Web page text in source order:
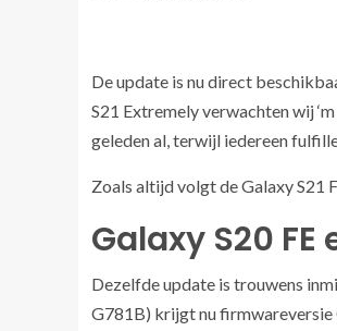
De update is nu direct
S21 Extremely verwachten wij
geleden al, terwijl iedereen
Zoals altijd volgt de Galaxy S21
Galaxy S20
Dezelfde update is trouwens
G781B) krijgt nu firmwareversie